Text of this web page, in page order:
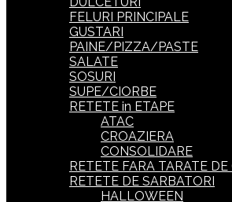
FELURI PRINCIPALE
GUSTARI
PAINE/PIZZA/PASTE
SALATE
SOSURI
SUPE/CIORBE
RETETE in ETAPE
ATAC
CROAZIERA
CONSOLIDARE
RETETE FARA TARATE DE
RETETE DE SARBATORI
HALLOWEEN